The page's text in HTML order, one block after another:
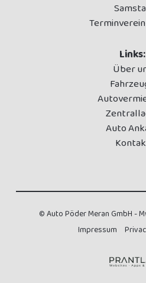
Links:
Über
Auto
© Auto Pöder Meran GmbH -
Impressum